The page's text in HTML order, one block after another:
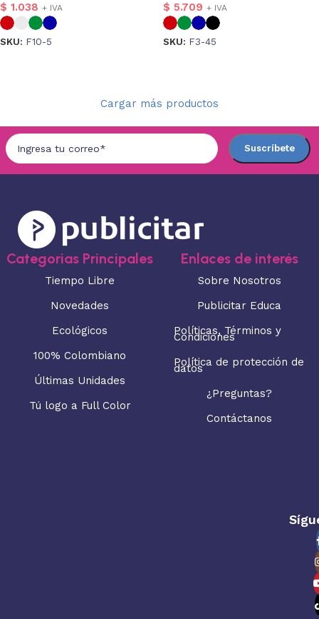
$ 1.038 + IVA
SKU: F10-5
$ 5.709 + IVA
SKU: F3-45
Cargar más productos
Categorias Principales
Tiempo Libre
Novedades
Ecológicos
100% Colombiano
Últimas Unidades
Tú logo a Full Color
Enlaces de interés
Sobre Nosotros
Publicitar Educa
Políticas, Términos y
Condiciones
Política de protección de
datos
¿Preguntas?
Contáctanos